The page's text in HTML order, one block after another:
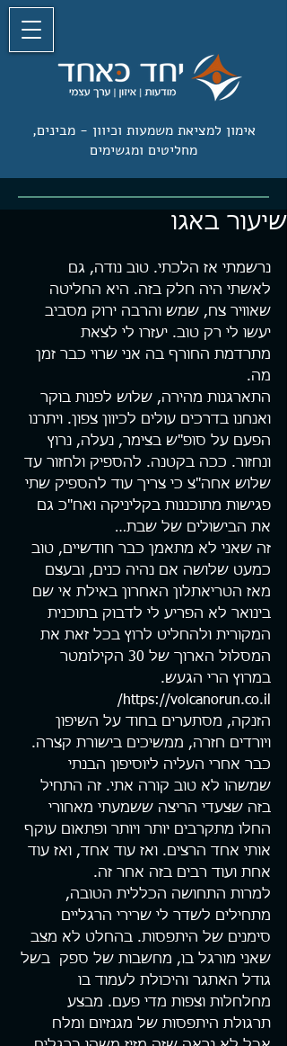
אימון למציאת משמעות וכיוון -מבינים,
מחליטים ומגשימים
שיעור באגו
נרשמתי אז הלכתי. טוב נודה, גם
לאשתי היה חלק בזה. היא החליטה
שאוויר צח, שמש והרבה ירוק מסביב
יעשו לי רק טוב. יעזרו לי לצאת
מתרדמת החורף בה אני שרוי כבר זמן
מה.
התארגנות מהירה, שלוש לפנות בוקר
ואנחנו בדרכים עולים לכיוון צפון. ויתרנו
הפעם על סופ"ש בצימר, נעלה, נרוץ
ונחזור. ככה בקטנה. להספיק ולחזור עד
שלוש אחה"צ כי צריך עוד להספיק שתי
פגישות מתוכננות בקליניקה ואח"כ גם
את הבישולים של שבת…
זה שאני לא מתאמן כבר חודשיים, טוב
כמעט שלושה אם נהיה כנים, ובעצם
מאז הטריאתלון האחרון באילת אי שם
בינואר לא הפריע לי לדבוק בתוכנית
המקורית ולהחליט לרוץ בכל זאת את
המסלול הארוך של 30 הקילומטר
במרוץ הרי הגעש.
https://volcanorun.co.il/
הזנקה, מסתערים בחוד על השיפון
ויורדים חזרה, ממשיכים בישורת קצרה.
כבר אחרי העליה ליוסיפון הבנתי
שמשהו לא טוב קורה אתי. זה התחיל
בזה שצעדי הריצה ששמעתי מאחורי
החלו מתקרבים יותר ויותר ופתאום עוקף
אותי אחד הרצים. ואז עוד אחד, ואז עוד
אחת ועוד רבים בזה אחר זה.
למרות התחושה הכללית הטובה,
מתחילים לשדר לי שרירי הרגליים
סימנים של היתפסות. בהחלט לא מצב
שאני מורגל בו, מחשבות של ספק  בשל
גודל האתגר והיכולת לעמוד בו
מחלחלות וצפות מדי פעם. מבצע
תרגולת היתפסות של מגנזיום ומלח